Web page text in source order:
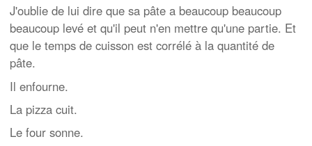
J'oublie de lui dire que sa pâte a beaucoup beaucoup
beaucoup levé et qu'il peut n'en mettre qu'une partie. Et
que le temps de cuisson est corrélé à la quantité de
pâte.
Il enfourne.
La pizza cuit.
Le four sonne.